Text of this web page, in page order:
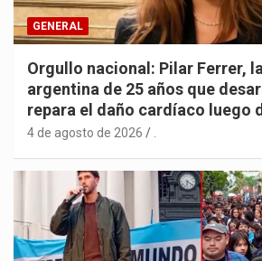
GENERAL
Orgullo nacional: Pilar Ferrer,
argentina de 25 años que
repara el daño cardíaco luego
4 de agosto de 2026